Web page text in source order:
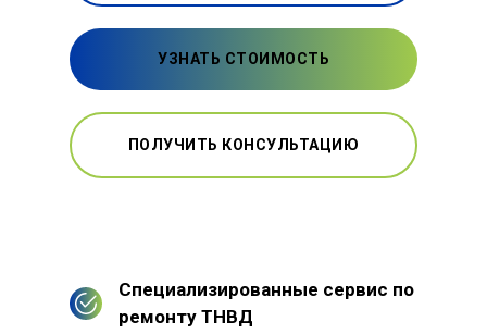
УЗНАТЬ СТОИМОСТЬ
ПОЛУЧИТЬ КОНСУЛЬТАЦИЮ
Специализированные сервис по
ремонту ТНВД